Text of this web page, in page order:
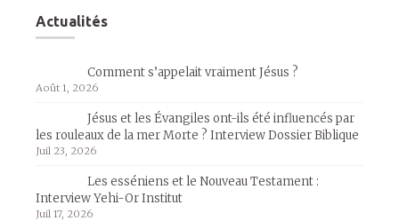
Actualités
Comment s’appelait vraiment Jésus ?
Août 1, 2026
Jésus et les Évangiles ont-ils été influencés par
les rouleaux de la mer Morte ? Interview Dossier Biblique
Juil 23, 2026
Les esséniens et le Nouveau Testament :
Interview Yehi-Or Institut
Juil 17, 2026